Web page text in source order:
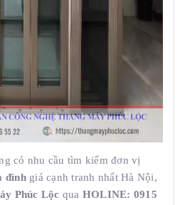
có nhu cầu tìm kiếm đơn vị
đình giá cạnh tranh nhất Hà Nội,
Phúc Lộc qua HOLINE: 0915